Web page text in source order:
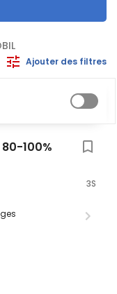
Ajouter des filtres
100%
3S